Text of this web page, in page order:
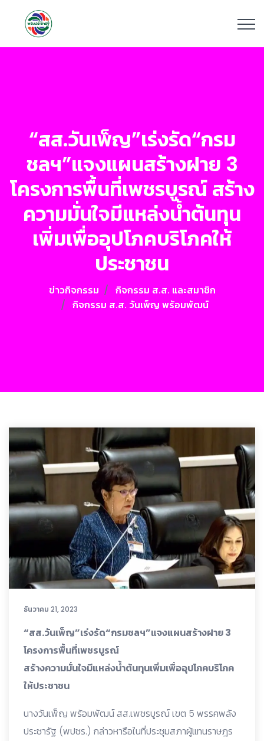
“สส.วันเพ็ญ”เร่งรัด“กรม
ชลฯ”แจงแผนสร้างฝาย 3
โครงการพื้นที่เพชรบูรณ์ สร้าง
ความมั่นใจมีแหล่งน้ำต้นทุน
เพิ่มเพื่ออุปโภคบริโภคให้
ประชาชน
ข่าวกิจกรรม
กิจกรรม ส.ส. และสมาชิก
กิจกรรม ส.ส. วันเพ็ญ พร้อมพัฒน์
ธันวาคม 21, 2023
“สส.วันเพ็ญ”เร่งรัด“กรมชลฯ”แจงแผนสร้างฝาย 3
โครงการพื้นที่เพชรบูรณ์
สร้างความมั่นใจมีแหล่งน้ำต้นทุนเพิ่มเพื่ออุปโภคบริโภค
ให้ประชาชน
นางวันเพ็ญ พร้อมพัฒน์ สส.เพชรบูรณ์ เขต 5 พรรคพลัง
ประชารัฐ (พปชร.) กล่าวหารือในที่ประชุมสภาผู้แทนราษฎร